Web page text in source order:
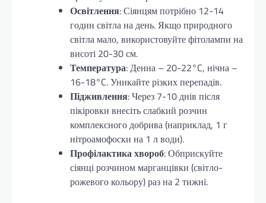
Освітлення: Сіянцям потрібно 12-14
годин світла на день. Якщо природного
світла мало, використовуйте фітолампи на
висоті 20-30 см.
Температура: Денна – 20-22°C, нічна –
16-18°C. Уникайте різких перепадів.
Підживлення: Через 7-10 днів після
пікіровки внесіть слабкий розчин
комплексного добрива (наприклад, 1 г
нітроамофоски на 1 л води).
Профілактика хвороб: Обприскуйте
сіянці розчином марганцівки (світло-
рожевого кольору) раз на 2 тижні.